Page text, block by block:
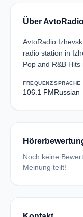
Über
AvtoRadio
radio station in
Pop and R&B Hits
FREQUENZ
106.1 FM
SPRACHE
Russian
Noch keine
Meinung teilt!